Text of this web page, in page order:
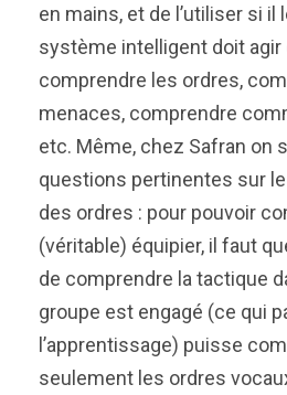
en mains, et de l’utiliser si il
système intelligent doit agir
comprendre les ordres,
menaces, comprendre
etc. Même, chez Safran on
questions pertinentes sur
des ordres : pour pouvoir
(véritable) équipier, il faut
de comprendre la tactique
groupe est engagé (ce qui
l’apprentissage) puisse
seulement les ordres